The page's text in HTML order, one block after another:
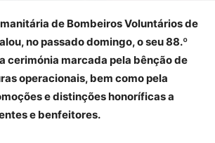
de Bombeiros Voluntários de
no passado domingo, o seu 88.º
cerimónia marcada pela bênção de
operacionais, bem como pela
e distinções honoríficas a
e benfeitores.